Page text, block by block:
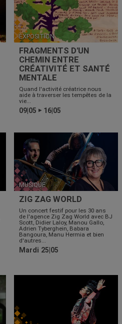
EXPOSITION
FRAGMENTS D'UN
CHEMIN ENTRE
CRÉATIVITÉ ET SANTÉ
MENTALE
Quand l'activité créatrice nous
aide à traverser les tempêtes de la
vie...
09|05 ▶ 16|05
MUSIQUE
ZIG ZAG WORLD
Un concert festif pour les 30 ans
de l'agence Zig Zag World avec BJ
Scott, Didier Laloy, Manou Gallo,
Adrien Tyberghein, Babara
Bangoura, Manu Hermia et bien
d'autres...
Mardi 25|05